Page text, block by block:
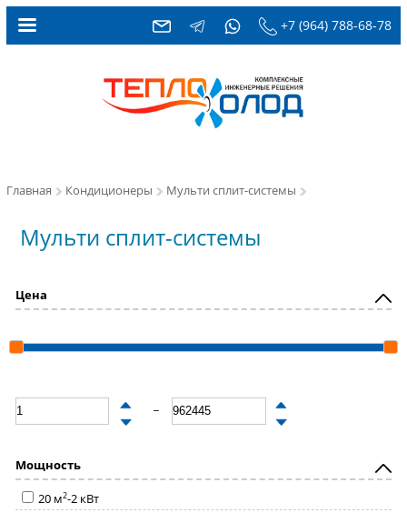
+7 (964) 788-68-78
Главная Кондиционеры Мульти сплит-системы
Мульти сплит-системы
Цена
Мощность
20 м2-2 кВт